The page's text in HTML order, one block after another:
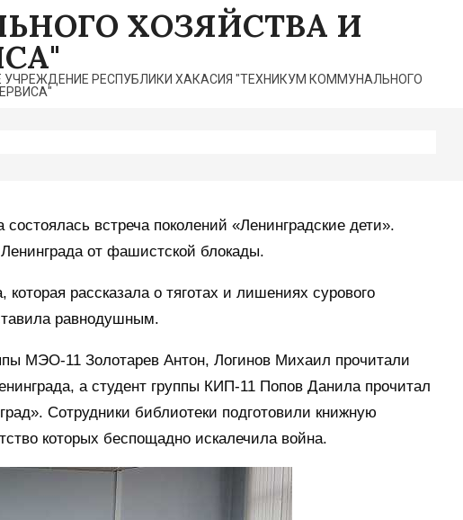
ХОЗЯЙСТВА И
РЕСПУБЛИКИ ХАКАСИЯ "ТЕХНИКУМ КОММУНАЛЬНОГО
встреча поколений «Ленинградские дети».
от фашистской блокады.
рассказала о тяготах и лишениях сурового
равнодушным.
МЭО-11 Золотарев Антон, Логинов Михаил прочитали
а студент группы КИП-11 Попов Данила прочитал
Сотрудники библиотеки подготовили книжную
которых беспощадно искалечила война.